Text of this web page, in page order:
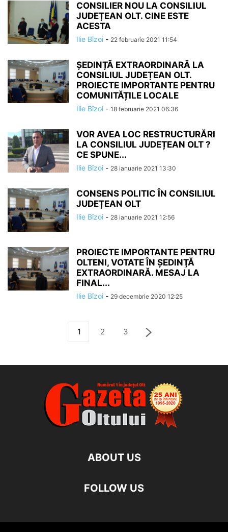
CONSILIER NOU LA CONSILIUL
JUDEȚEAN OLT. CINE ESTE
ACESTA
Ilie Bîzoi - 22 februarie 2021 11:54
ȘEDINȚĂ EXTRAORDINARĂ LA
CONSILIUL JUDEȚEAN OLT.
PROIECTE IMPORTANTE PENTRU
COMUNITĂȚILE LOCALE
Ilie Bîzoi - 18 februarie 2021 06:36
VOR AVEA LOC RESTRUCTURĂRI
LA CONSILIUL JUDEȚEAN OLT ?
CE SPUNE...
Ilie Bîzoi - 28 ianuarie 2021 13:30
CONSENS POLITIC ÎN CONSILIUL
JUDEȚEAN OLT
Ilie Bîzoi - 28 ianuarie 2021 12:56
PROIECTE IMPORTANTE PENTRU
OLTENI, VOTATE ÎN ŞEDINŢĂ
EXTRAORDINARĂ. MESAJ LA
FINAL...
Ilie Bîzoi - 29 decembrie 2020 12:25
1 2 3
ABOUT US
FOLLOW US